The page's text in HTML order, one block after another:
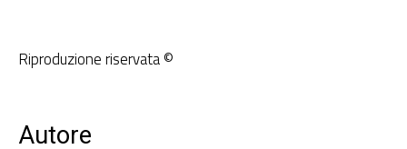
Riproduzione riservata ©
Autore